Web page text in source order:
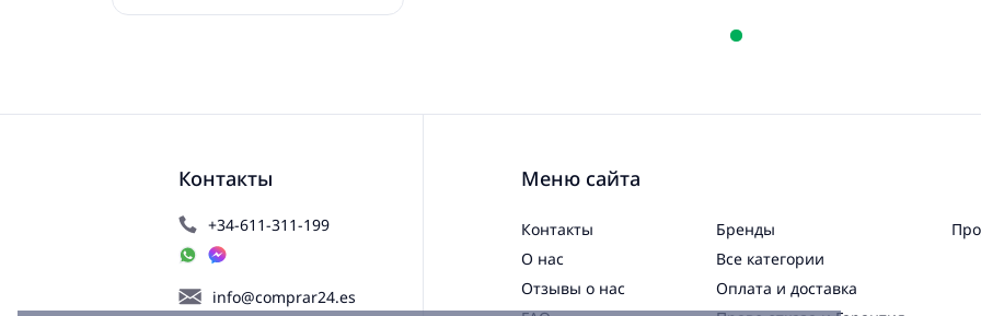
Контакты
+34-611-311-199
info@comprar24.es
Меню сайта
Контакты
О нас
Отзывы о нас
Бренды
Все категории
Оплата и доставка